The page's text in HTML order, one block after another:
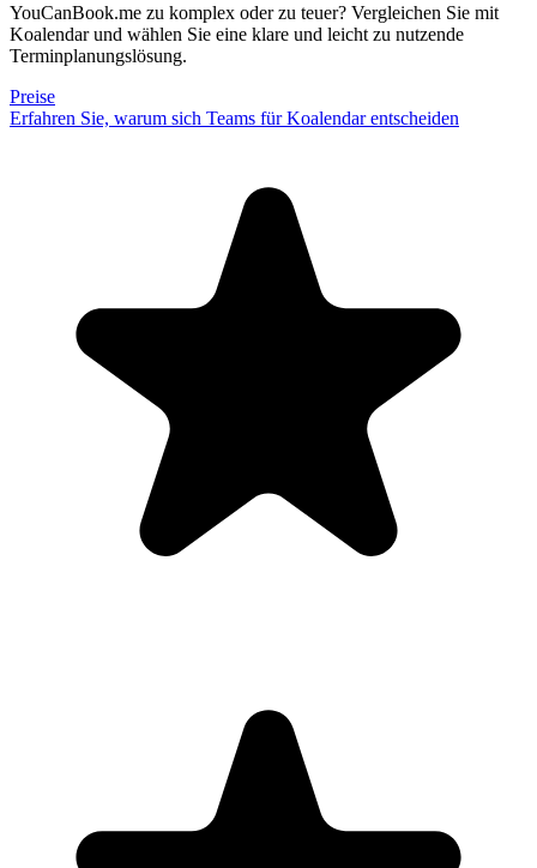
YouCanBook.me zu komplex oder zu teuer? Vergleichen Sie mit
Koalendar und wählen Sie eine klare und leicht zu nutzende
Terminplanungslösung.
Preise
Erfahren Sie, warum sich Teams für Koalendar entscheiden